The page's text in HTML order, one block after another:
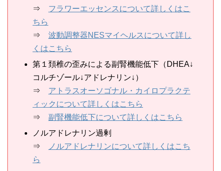
⇒ フラワーエッセンスについて詳しくはこ
ちら
⇒ 波動調整器NESマイヘルスについて詳し
くはこちら
第１頚椎の歪みによる副腎機能低下（DHEA↓
コルチゾール↓アドレナリン↓）
⇒ アトラスオーソゴナル・カイロプラクテ
ィックについて詳しくはこちら
⇒ 副腎機能低下について詳しくはこちら
ノルアドレナリン過剰
⇒
ノルアドレナリンについて詳しくはこち
ら